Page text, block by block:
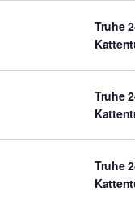
Truhe
Truhe
Truhe